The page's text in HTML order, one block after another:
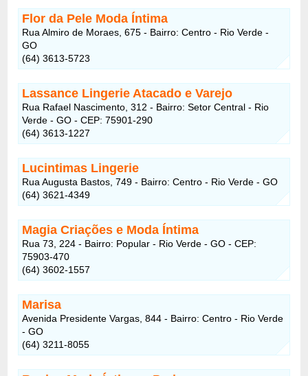
Flor da Pele Moda Íntima
Rua Almiro de Moraes, 675 - Bairro: Centro - Rio Verde -
GO
(64) 3613-5723
Lassance Lingerie Atacado e Varejo
Rua Rafael Nascimento, 312 - Bairro: Setor Central - Rio
Verde - GO - CEP: 75901-290
(64) 3613-1227
Lucintimas Lingerie
Rua Augusta Bastos, 749 - Bairro: Centro - Rio Verde - GO
(64) 3621-4349
Magia Criações e Moda Íntima
Rua 73, 224 - Bairro: Popular - Rio Verde - GO - CEP:
75903-470
(64) 3602-1557
Marisa
Avenida Presidente Vargas, 844 - Bairro: Centro - Rio Verde
- GO
(64) 3211-8055